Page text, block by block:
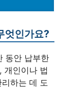
엇인가요?
동안 납부한
개인이나 법
하는 데 도